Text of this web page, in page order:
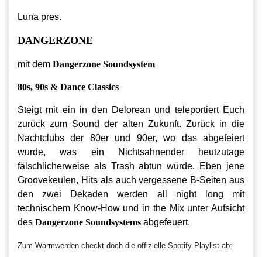
Luna pres.
DANGERZONE
mit dem Dangerzone Soundsystem
80s, 90s & Dance Classics
Steigt mit ein in den Delorean und teleportiert Euch
zurück zum Sound der alten Zukunft. Zurück in die
Nachtclubs der 80er und 90er, wo das abgefeiert
wurde, was ein Nichtsahnender heutzutage
fälschlicherweise als Trash abtun würde. Eben jene
Groovekeulen, Hits als auch vergessene B-Seiten aus
den zwei Dekaden werden all night long mit
technischem Know-How und in the Mix unter Aufsicht
des Dangerzone Soundsystems abgefeuert.
Zum Warmwerden checkt doch die offizielle Spotify Playlist ab: